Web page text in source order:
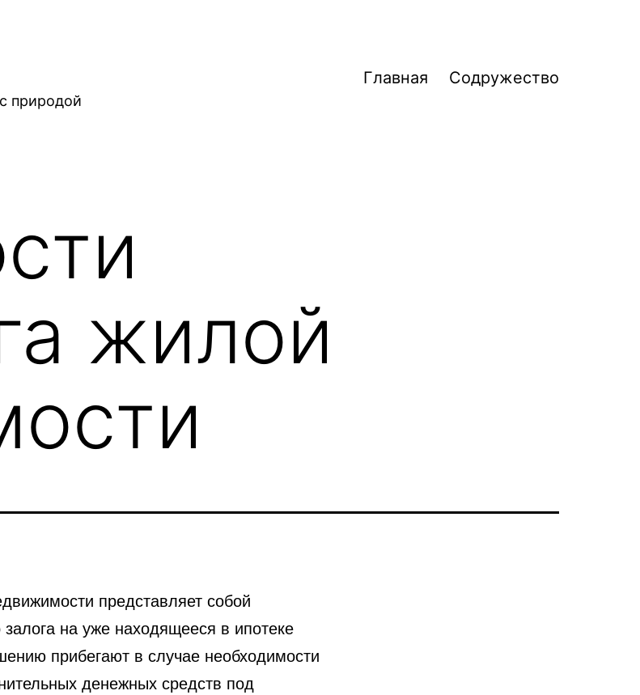
природой
Главная Содружество
жилой
представляет собой
на уже находящееся в ипотеке
прибегают в случае необходимости
денежных средств под